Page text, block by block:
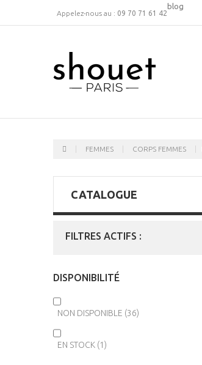
Appelez-nous au : 09 70 71 61 42
blog
FEMMES CORPS FEMMES
CATALOGUE
FILTRES ACTIFS :
DISPONIBILITÉ
NON DISPONIBLE (36)
EN STOCK (1)